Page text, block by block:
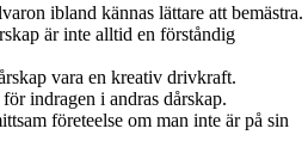
ibland kännas lättare att bemästra.
är inte alltid en förståndig
vara en kreativ drivkraft.
indragen i andras dårskap.
företeelse om man inte är på sin